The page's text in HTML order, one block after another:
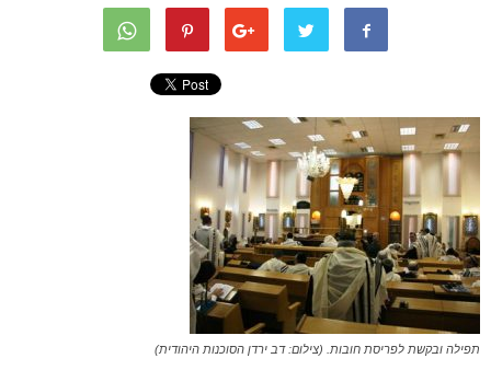
תפילה ובקשת לפריסת חובות. (צילום: דב ירדן הסוכנות היהודית)